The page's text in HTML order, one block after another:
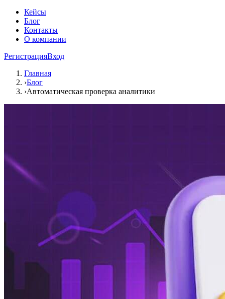
Кейсы
Блог
Контакты
О компании
РегистрацияВход
Главная
›Блог
›Автоматическая проверка аналитики